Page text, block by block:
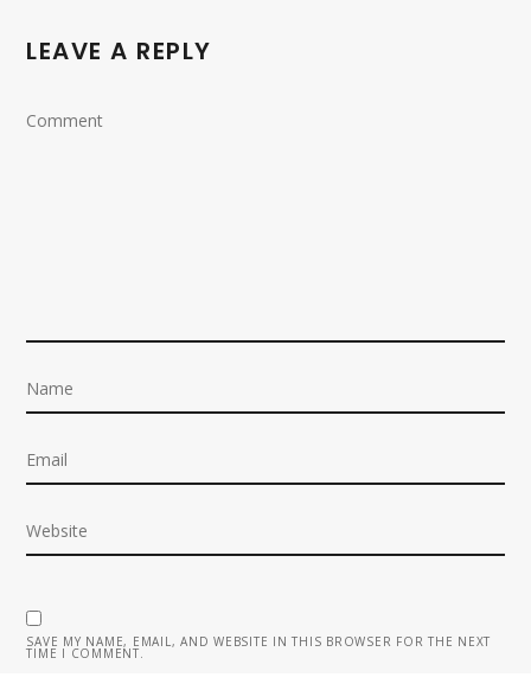
LEAVE A REPLY
SAVE MY NAME, EMAIL, AND WEBSITE IN THIS BROWSER FOR THE NEXT
TIME I COMMENT.